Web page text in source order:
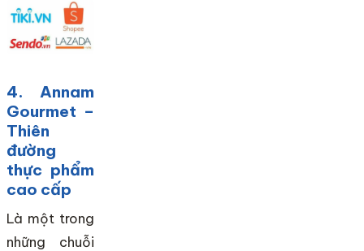
4. Annam
Gourmet –
Thiên
đường
thực phẩm
cao cấp
Là một trong
những chuỗi